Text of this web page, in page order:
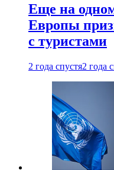
Еще на
Европы
с туристами
2 года спустя2 года